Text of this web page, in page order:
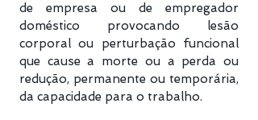
de empresa ou de empregador
doméstico provocando lesão
corporal ou perturbação funcional
que cause a morte ou a perda ou
redução, permanente ou temporária,
da capacidade para o trabalho.